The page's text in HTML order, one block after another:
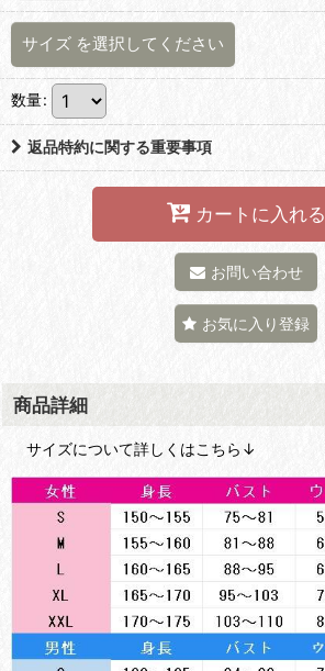
サイズ を選択してください
数量:
返品特約に関する重要事項
カートに入れる
お問い合わせ
お気に入り登録
商品詳細
サイズについて詳しくはこちら↓